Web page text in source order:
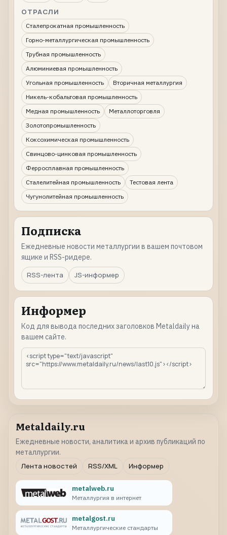
ОТРАСЛИ
Сталепрокатная промышленность
Горно-металлургическая промышленность
Трубная промышленность
Алюминиевая промышленность
Угольная промышленность
Вторичная металлургия
Никель-кобальтовая промышленность
Медная промышленность
Металлоторговля
Золотопромышленность
Коксохимическая промышленность
Свинцово-цинковая промышленность
Ферросплавная промышленность
Сталелитейная промышленность
Тестовая лента
Чугунолитейная промышленность
Подписка
Ежедневные новости металлургии в вашем почтовом
ящике и RSS-ридере.
RSS-лента
JS-информер
Информер
Код для вывода последних заголовков Metaldaily на
вашем сайте.
Metaldaily.ru
Ежедневные новости, аналитика и архив публикаций по
металлургии.
Лента новостей
RSS/XML Информер
metalweb.ru
Металлургия в интернет
metalgost.ru
Металлургические стандарты